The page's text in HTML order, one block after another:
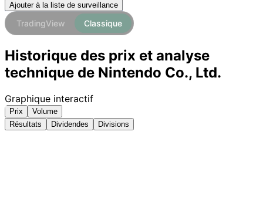
Ajouter à la liste de surveillance
TradingView Classique
Historique des prix et analyse
technique de Nintendo Co., Ltd.
Graphique interactif
Prix
Volume
Résultats
Dividendes Divisions